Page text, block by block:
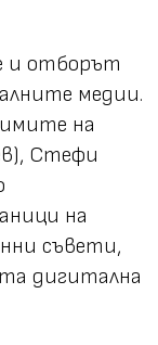
и отборът
медии.
на
Стефи
на
съвети,
дигитална